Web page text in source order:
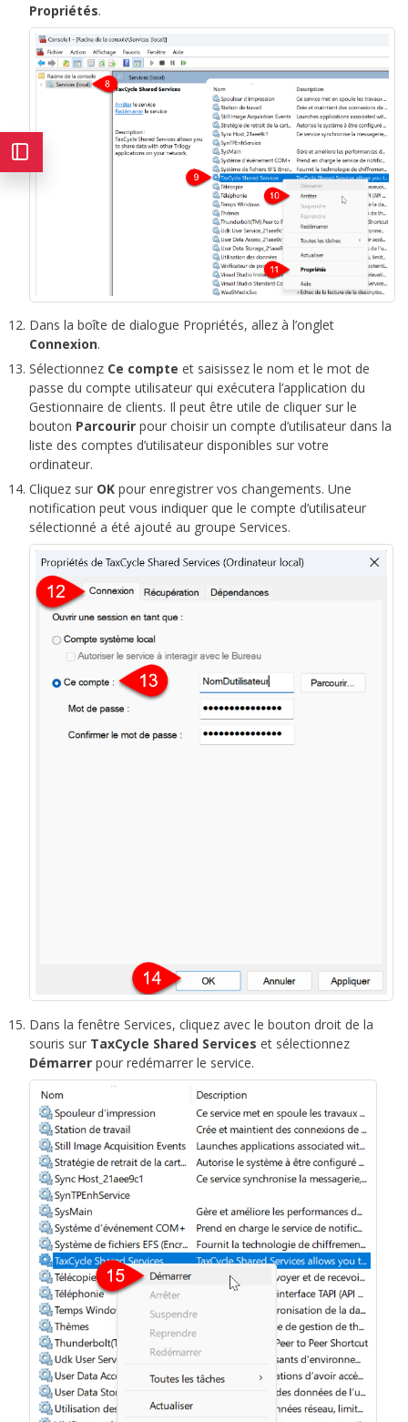
Propriétés.
Dans la boîte de dialogue Propriétés, allez à l’onglet
Connexion.
Sélectionnez Ce compte et saisissez le nom et le mot de
passe du compte utilisateur qui exécutera l’application du
Gestionnaire de clients. Il peut être utile de cliquer sur le
bouton Parcourir pour choisir un compte d’utilisateur dans la
liste des comptes d’utilisateur disponibles sur votre
ordinateur.
Cliquez sur OK pour enregistrer vos changements. Une
notification peut vous indiquer que le compte d’utilisateur
sélectionné a été ajouté au groupe Services.
Dans la fenêtre Services, cliquez avec le bouton droit de la
souris sur TaxCycle Shared Services et sélectionnez
Démarrer pour redémarrer le service.